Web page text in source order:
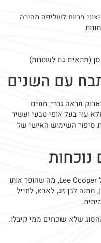
עם השנים
מראה גברי, חמים
עור בעל אופי טבעי ועשיר
סיפור השימוש האישי של
הארנק מגיע בקופסת מתנה מקורית של Lee Cooper, מה שהופך אותו
מתנה לבן זוג, לאבא, לחייל
שלא שוכחים ממי קיבלו.